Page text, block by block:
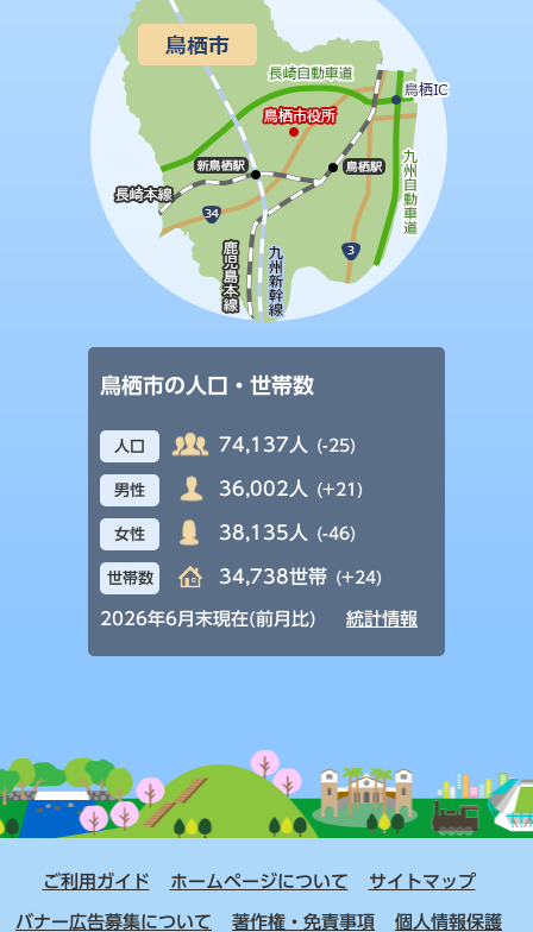
鳥栖市の人口・世帯数
人口 74,137人 (-25)
男性 36,002人 (+21)
女性 38,135人 (-46)
世帯数 34,738世帯 (+24)
2026年6月末現在(前月比) 統計情報
ご利用ガイド ホームページについて サイトマップ
バナー広告募集について 著作権・免責事項 個人情報保護